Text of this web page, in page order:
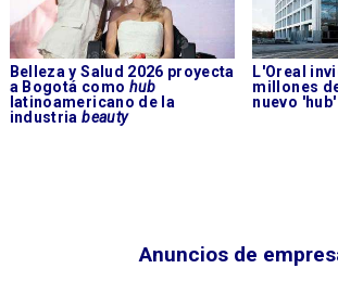
Belleza y Salud 2026 proyecta
a Bogotá como hub
latinoamericano de la
industria beauty
L'Oreal
millones
nuevo
Anuncios de